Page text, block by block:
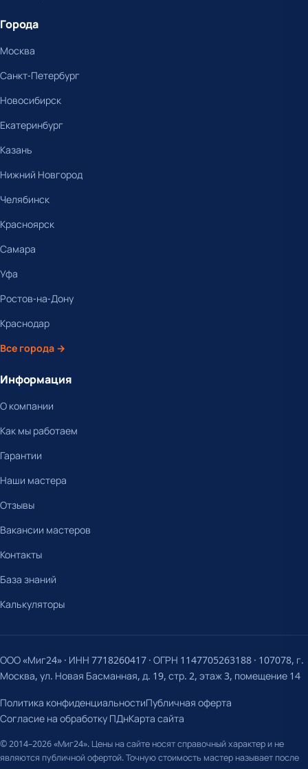
Города
Москва
Санкт-Петербург
Новосибирск
Екатеринбург
Казань
Нижний Новгород
Челябинск
Красноярск
Самара
Уфа
Ростов-на-Дону
Краснодар
Все города →
Информация
О компании
Как мы работаем
Гарантии
Наши мастера
Отзывы
Вакансии мастеров
Контакты
База знаний
Калькуляторы
ООО «Миг24» · ИНН 7718260417 · ОГРН 1147705263188 · 107078, г.
Москва, ул. Новая Басманная, д. 19, стр. 2, этаж 3, помещение 14
Политика конфиденциальностиПубличная оферта
Согласие на обработку ПДнКарта сайта
© 2014–2026 «Миг24». Цены на сайте носят справочный характер и не
являются публичной офертой. Точную стоимость мастер называет после